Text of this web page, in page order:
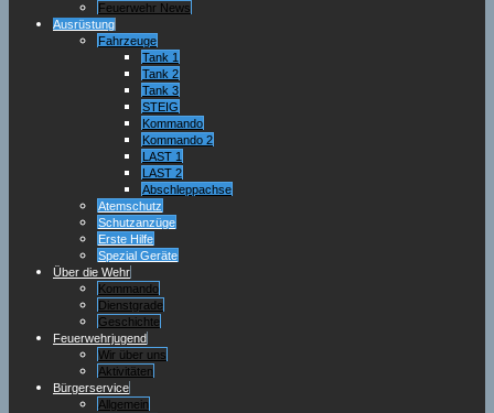
Feuerwehr News
Ausrüstung
Fahrzeuge
Tank 1
Tank 2
Tank 3
STEIG
Kommando
Kommando 2
LAST 1
LAST 2
Abschleppachse
Atemschutz
Schutzanzüge
Erste Hilfe
Spezial Geräte
Über die Wehr
Kommando
Dienstgrade
Geschichte
Feuerwehrjugend
Wir über uns
Aktivitäten
Bürgerservice
Allgemein